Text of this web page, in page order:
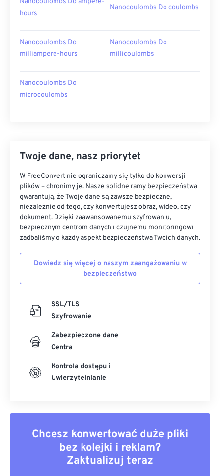
Nanocoulombs Do ampere-
hours
Nanocoulombs Do coulombs
Nanocoulombs Do
milliampere-hours
Nanocoulombs Do
millicoulombs
Nanocoulombs Do
microcoulombs
Twoje dane, nasz priorytet
W FreeConvert nie ograniczamy się tylko do konwersji
plików – chronimy je. Nasze solidne ramy bezpieczeństwa
gwarantują, że Twoje dane są zawsze bezpieczne,
niezależnie od tego, czy konwertujesz obraz, wideo, czy
dokument. Dzięki zaawansowanemu szyfrowaniu,
bezpiecznym centrom danych i czujnemu monitoringowi
zadbaliśmy o każdy aspekt bezpieczeństwa Twoich danych.
Dowiedz się więcej o naszym zaangażowaniu w
bezpieczeństwo
SSL/TLS
Szyfrowanie
Zabezpieczone dane
Centra
Kontrola dostępu i
Uwierzytelnianie
Chcesz konwertować duże pliki
bez kolejki i reklam?
Zaktualizuj teraz